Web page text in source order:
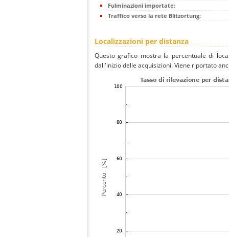
Fulminazioni importate:
Traffico verso la rete Blitzortung:
Localizzazioni per distanza
Questo grafico mostra la percentuale di
dall'inizio delle acquisizioni. Viene riportato